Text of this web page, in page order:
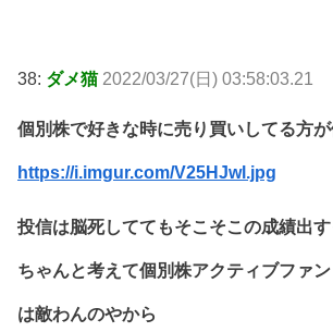
38: ダメ猫 2022/03/27(日) 03:58:03.21
個別株で好きな時に売り買いしてる方
https://i.imgur.com/V25HJwl.jpg
投信は脳死しててもそこそこの成績出
ちゃんと考えて個別株アクティブファ
は敵わんのやから